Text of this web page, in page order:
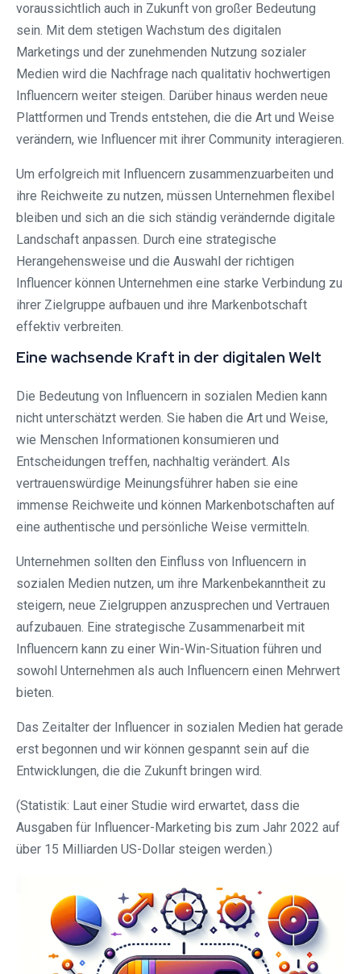
voraussichtlich auch in Zukunft von großer Bedeutung
sein. Mit dem stetigen Wachstum des digitalen
Marketings und der zunehmenden Nutzung sozialer
Medien wird die Nachfrage nach qualitativ hochwertigen
Influencern weiter steigen. Darüber hinaus werden neue
Plattformen und Trends entstehen, die die Art und Weise
verändern, wie Influencer mit ihrer Community interagieren.
Um erfolgreich mit Influencern zusammenzuarbeiten und
ihre Reichweite zu nutzen, müssen Unternehmen flexibel
bleiben und sich an die sich ständig verändernde digitale
Landschaft anpassen. Durch eine strategische
Herangehensweise und die Auswahl der richtigen
Influencer können Unternehmen eine starke Verbindung zu
ihrer Zielgruppe aufbauen und ihre Markenbotschaft
effektiv verbreiten.
Eine wachsende Kraft in der digitalen Welt
Die Bedeutung von Influencern in sozialen Medien kann
nicht unterschätzt werden. Sie haben die Art und Weise,
wie Menschen Informationen konsumieren und
Entscheidungen treffen, nachhaltig verändert. Als
vertrauenswürdige Meinungsführer haben sie eine
immense Reichweite und können Markenbotschaften auf
eine authentische und persönliche Weise vermitteln.
Unternehmen sollten den Einfluss von Influencern in
sozialen Medien nutzen, um ihre Markenbekanntheit zu
steigern, neue Zielgruppen anzusprechen und Vertrauen
aufzubauen. Eine strategische Zusammenarbeit mit
Influencern kann zu einer Win-Win-Situation führen und
sowohl Unternehmen als auch Influencern einen Mehrwert
bieten.
Das Zeitalter der Influencer in sozialen Medien hat gerade
erst begonnen und wir können gespannt sein auf die
Entwicklungen, die die Zukunft bringen wird.
(Statistik: Laut einer Studie wird erwartet, dass die
Ausgaben für Influencer-Marketing bis zum Jahr 2022 auf
über 15 Milliarden US-Dollar steigen werden.)